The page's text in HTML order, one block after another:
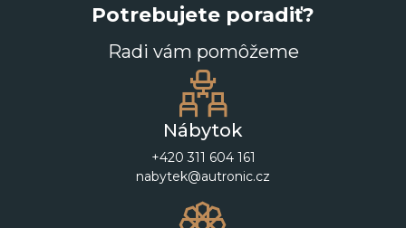
Potrebujete poradiť?
Radi vám pomôžeme
Nábytok
+420 311 604 161
nabytek@autronic.cz